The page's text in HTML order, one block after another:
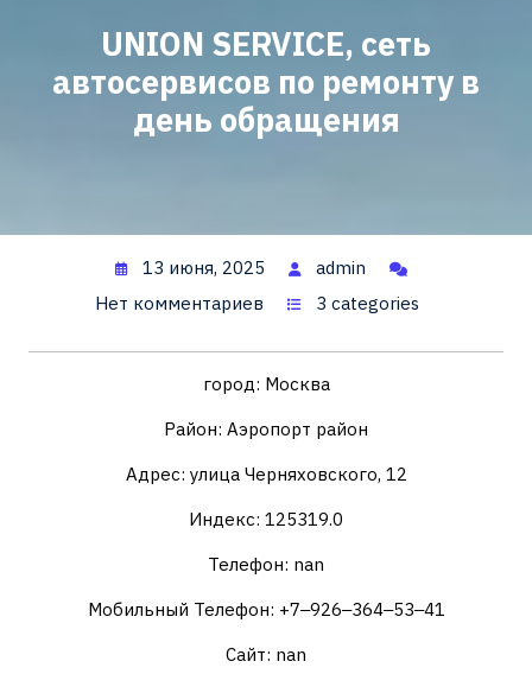
UNION SERVICE, сеть
автосервисов по ремонту в
день обращения
13 июня, 2025
admin
Нет комментариев
3 categories
город: Москва
Район: Аэропорт район
Адрес: улица Черняховского, 12
Индекс: 125319.0
Телефон: nan
Мобильный Телефон: +7‒926‒364‒53‒41
Сайт: nan